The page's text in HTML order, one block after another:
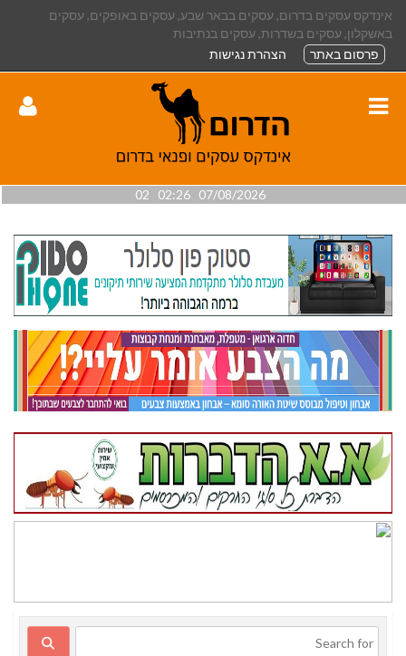
אינדקס עסקים בדרום, עסקים בבאר שבע, עסקים באופקים, עסקים
באשקלון, עסקים בשדרות, עסקים בנתיבות
פרסום באתר
הצהרת נגישות
07/08/2026 02:26 02